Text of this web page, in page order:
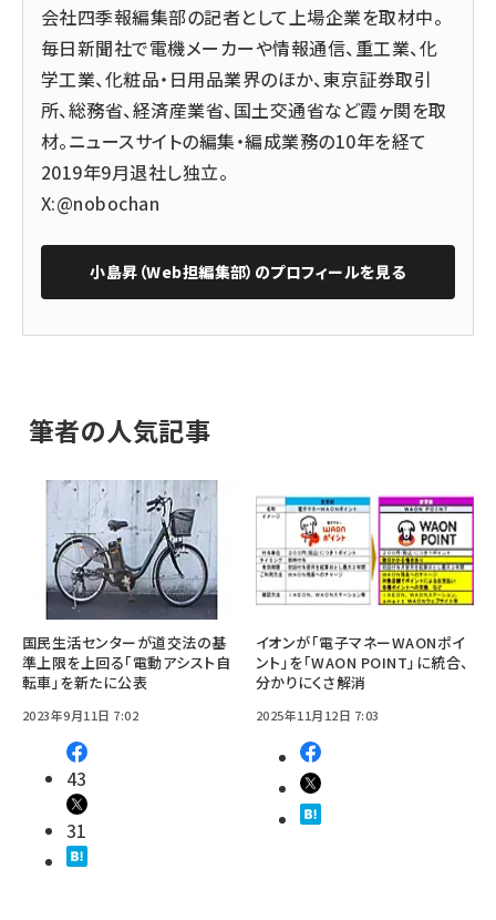
会社四季報編集部の記者として上場企業を取材中。
毎日新聞社で電機メーカーや情報通信、重工業、化
学工業、化粧品・日用品業界のほか、東京証券取引
所、総務省、経済産業省、国土交通省など霞ヶ関を取
材。ニュースサイトの編集・編成業務の10年を経て
2019年9月退社し独立。
X:@nobochan
小島昇（Web担編集部） のプロフィールを見る
筆者の人気記事
国民生活センターが道交法の基
準上限を上回る「電動アシスト自
転車」を新たに公表
2023年9月11日 7:02
43
31
イオンが「電子マネーWAONポイ
ント」を「WAON POINT」に統合、
分かりにくさ解消
2025年11月12日 7:03